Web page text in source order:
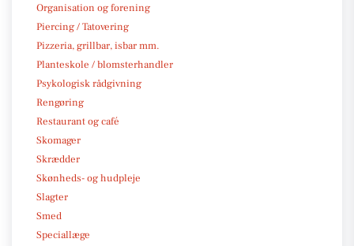
Organisation og forening
Piercing / Tatovering
Pizzeria, grillbar, isbar mm.
Planteskole / blomsterhandler
Psykologisk rådgivning
Rengøring
Restaurant og café
Skomager
Skrædder
Skønheds- og hudpleje
Slagter
Smed
Speciallæge